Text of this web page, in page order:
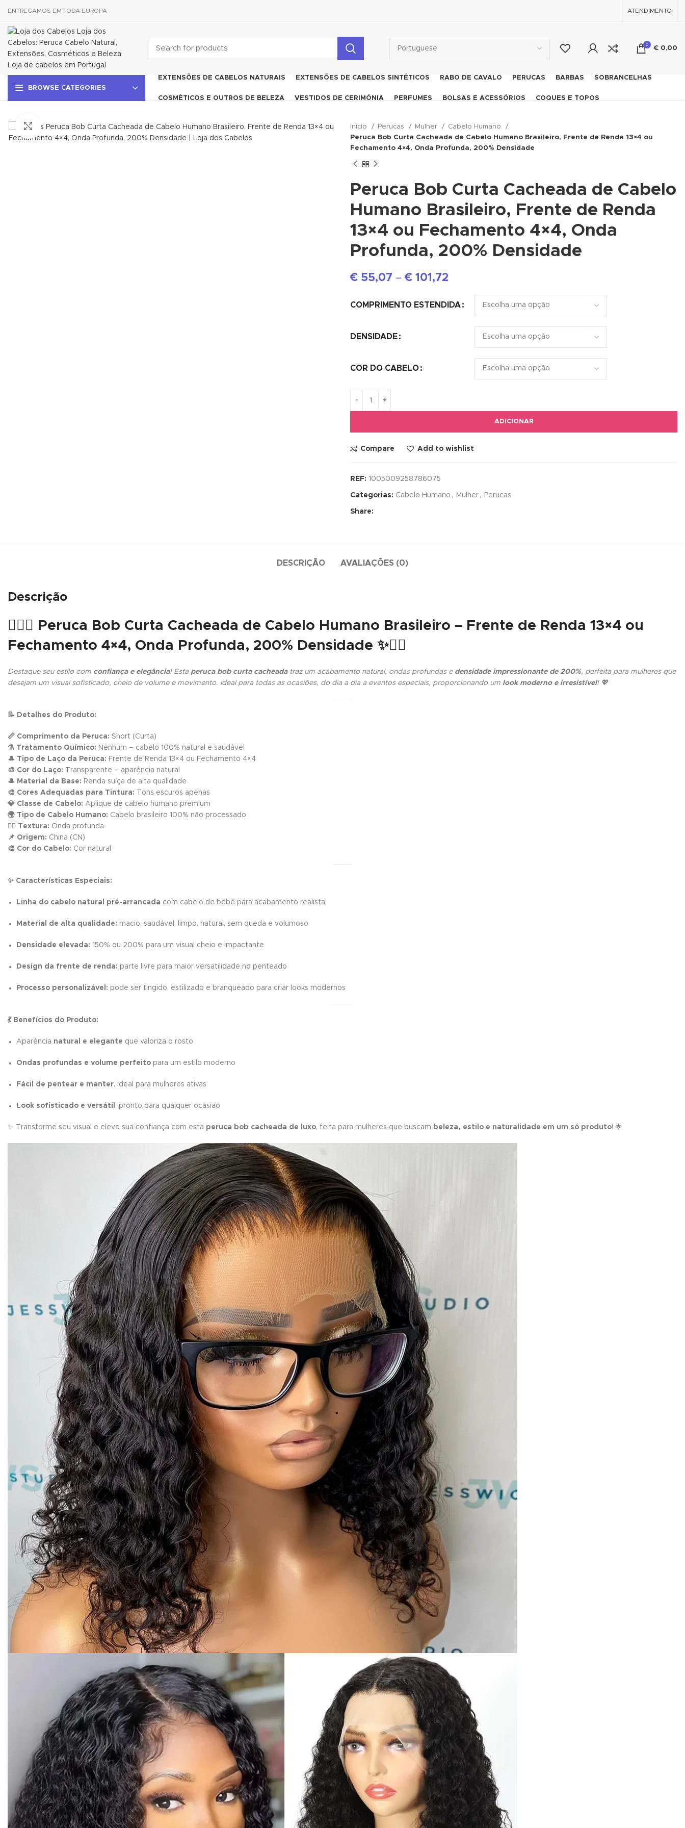
ENTREGAMOS EM TODA EUROPA ATENDIMENTO
0
€ 0,00
BROWSE CATEGORIES
EXTENSÕES DE CABELOS NATURAIS EXTENSÕES DE CABELOS SINTÉTICOS RABO DE CAVALO PERUCAS BARBAS SOBRANCELHAS
COSMÉTICOS E OUTROS DE BELEZA VESTIDOS DE CERIMÓNIA PERFUMES BOLSAS E ACESSÓRIOS COQUES E TOPOS
Click to enlarge Início Perucas Mulher
Cabelo Humano
Peruca Bob Curta Cacheada de Cabelo Humano Brasileiro, Frente de Renda 13×4 ou
Fechamento 4×4, Onda Profunda, 200% Densidade
Peruca Bob Curta Cacheada de Cabelo
Humano Brasileiro, Frente de Renda
13×4 ou Fechamento 4×4, Onda
Profunda, 200% Densidade
€ 55,07 – € 101,72
COMPRIMENTO ESTENDIDA
DENSIDADE
COR DO CABELO
ADICIONAR
Compare Add to wishlist
REF: 1005009258786075
Categorias: Cabelo Humano , Mulher , Perucas
Share:
DESCRIÇÃO AVALIAÇÕES (0)
Descrição
💇‍♀️✨ Peruca Bob Curta Cacheada de Cabelo Humano Brasileiro – Frente de Renda 13×4 ou
Fechamento 4×4, Onda Profunda, 200% Densidade ✨💇‍♀️
Destaque seu estilo com confiança e elegância! Esta peruca bob curta cacheadatraz um acabamento natural, ondas profundas e densidade impressionante de 200%, perfeita para mulheres que
desejam um visual sofisticado, cheio de volume e movimento. Ideal para todas as ocasiões, do dia a dia a eventos especiais, proporcionando um look moderno e irresistível! 💖
📝 Detalhes do Produto:
📏 Comprimento da Peruca: Short (Curta)
⚗️ Tratamento Químico: Nenhum – cabelo 100% natural e saudável
🎩 Tipo de Laço da Peruca: Frente de Renda 13×4 ou Fechamento 4×4
🎨 Cor do Laço: Transparente – aparência natural
🎩 Material da Base: Renda suíça de alta qualidade
🎨 Cores Adequadas para Tintura: Tons escuros apenas
💎 Classe de Cabelo: Aplique de cabelo humano premium
🌍 Tipo de Cabelo Humano: Cabelo brasileiro 100% não processado
💁‍♀️ Textura: Onda profunda
📌 Origem: China (CN)
🎨 Cor do Cabelo: Cor natural
✨ Características Especiais:
Linha do cabelo natural pré-arrancada com cabelo de bebê para acabamento realista
Material de alta qualidade: macio, saudável, limpo, natural, sem queda e volumoso
Densidade elevada: 150% ou 200% para um visual cheio e impactante
Design da frente de renda: parte livre para maior versatilidade no penteado
Processo personalizável: pode ser tingido, estilizado e branqueado para criar looks modernos
💃 Benefícios do Produto:
Aparência natural e elegante que valoriza o rosto
Ondas profundas e volume perfeito para um estilo moderno
Fácil de pentear e manter, ideal para mulheres ativas
Look sofisticado e versátil , pronto para qualquer ocasião
✨ Transforme seu visual e eleve sua confiança com esta peruca bob cacheada de luxo, feita para mulheres que buscam beleza, estilo e naturalidade em um só produto! 🌟